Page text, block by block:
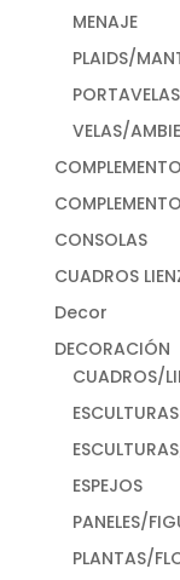
MENAJE
PLAIDS/
PORTAVELAS
VELAS/
CONSOLAS
CUADROS
Decor
DECORACIÓN
CUADROS/
ESCULTURAS
ESPEJOS
PANELES/
PLANTAS/